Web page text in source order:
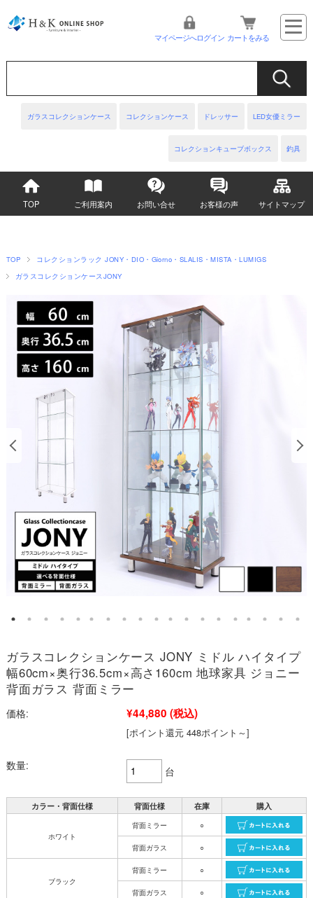
ガラスコレクションケース コレクションケース ドレッサー LED女優ミラー
コレクションキューブボックス 釣具
マイページへログイン カートをみる
TOP ご利用案内 お問い合せ お客様の声 サイトマップ
TOP
コレクションラック JONY・DIO・Giorno・SLALIS・MISTA・LUMIGS
ガラスコレクションケースJONY
ガラスコレクションケース JONY ミドル ハイタイプ
幅60cm×奥行36.5cm×高さ160cm 地球家具 ジョニー
背面ガラス 背面ミラー
価格: ¥44,880 (税込)
[ポイント還元 448ポイント～]
数量: 台
カラー・背面仕様 背面仕様 在庫 購入
ホワイト
背面ミラー ○
背面ガラス ○
ブラック
背面ミラー ○
背面ガラス ○